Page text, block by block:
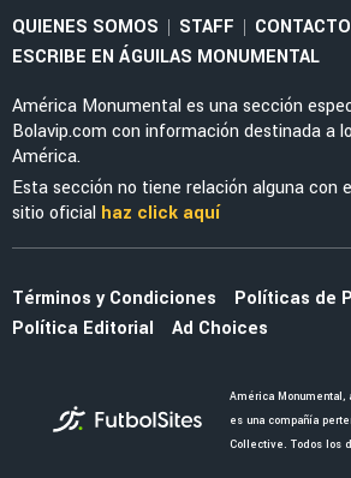
NOTICIAS
Álvaro Fidalgo y Pilar Sánchez
serán padres por primera vez